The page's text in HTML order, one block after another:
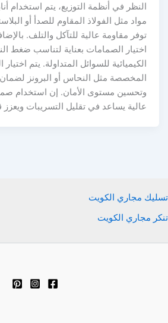
النظر في أنظمة التوزيع، يتم استخدام
مواد مثل الفولاذ المقاوم للصدأ أو
توفر مقاومة عالية للتآكل والتلف.
اختيار الصمامات بعناية لتناسب ضغط
الكيميائية للسوائل المتداولة. يتم
المخصصة مثل النحاس أو البرونز
وتحسين مستوى الأمان. إن استخدام
عالية يساعد في تقليل التسريبات ويعزز
تسليك مجاري الكويت
تنكر مجاري الكويت